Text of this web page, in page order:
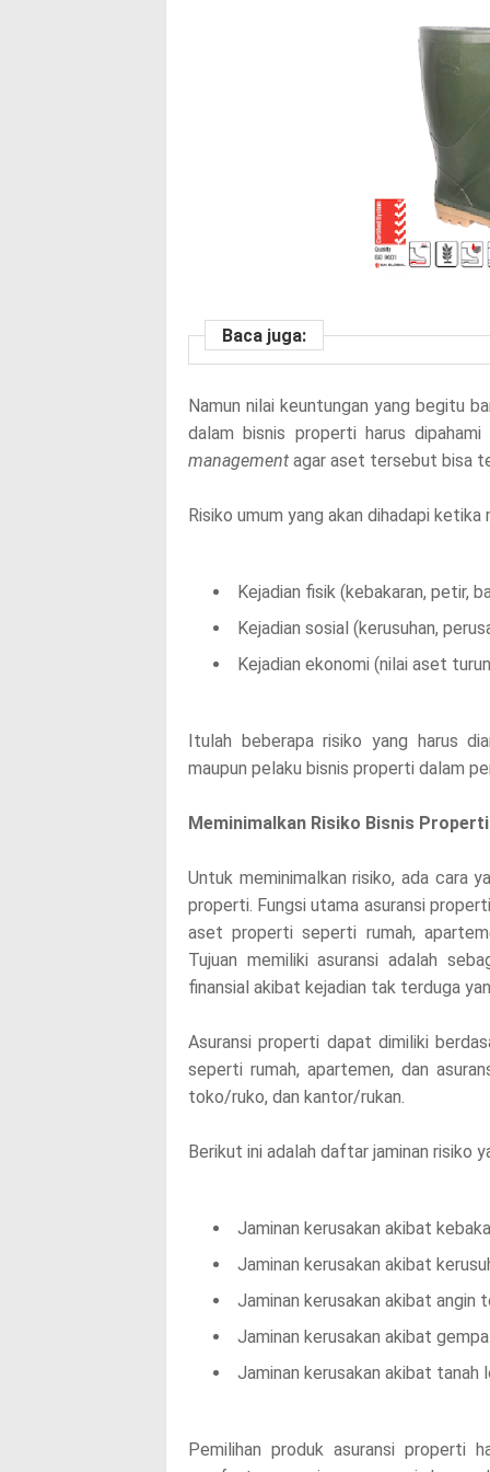
Baca juga:
Namun nilai keuntungan yang begitu
dalam bisnis properti harus
management agar aset tersebut bisa
Risiko umum yang akan dihadapi
Kejadian fisik (kebakaran, petir,
Kejadian sosial (kerusuhan,
Kejadian ekonomi (nilai aset
Itulah beberapa risiko yang harus
maupun pelaku bisnis properti dalam
Meminimalkan Risiko Bisnis Properti
Untuk meminimalkan risiko, ada cara
properti. Fungsi utama asuransi
aset properti seperti rumah,
Tujuan memiliki asuransi adalah
finansial akibat kejadian tak terduga
Asuransi properti dapat dimiliki
seperti rumah, apartemen, dan
toko/ruko, dan kantor/rukan.
Berikut ini adalah daftar jaminan risiko
Jaminan kerusakan akibat
Jaminan kerusakan akibat
Jaminan kerusakan akibat angin
Jaminan kerusakan akibat
Jaminan kerusakan akibat tanah
Pemilihan produk asuransi properti